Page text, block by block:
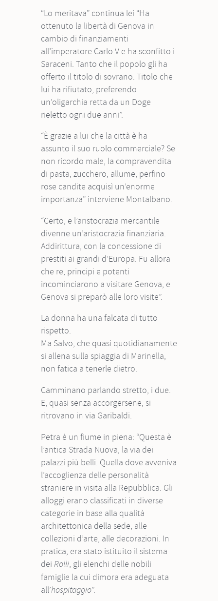
“Lo meritava” continua lei “Ha
ottenuto la libertà di Genova in
cambio di finanziamenti
all’imperatore Carlo V e ha sconfitto i
Saraceni. Tanto che il popolo gli ha
offerto il titolo di sovrano. Titolo che
lui ha rifiutato, preferendo
un’oligarchia retta da un Doge
rieletto ogni due anni”.
“È grazie a lui che la città è ha
assunto il suo ruolo commerciale? Se
non ricordo male, la compravendita
di pasta, zucchero, allume, perfino
rose candite acquisì un’enorme
importanza” interviene Montalbano.
“Certo, e l’aristocrazia mercantile
divenne un’aristocrazia finanziaria.
Addirittura, con la concessione di
prestiti ai grandi d’Europa. Fu allora
che re, principi e potenti
incominciarono a visitare Genova, e
Genova si preparò alle loro visite”.
La donna ha una falcata di tutto
rispetto.
Ma Salvo, che quasi quotidianamente
si allena sulla spiaggia di Marinella,
non fatica a tenerle dietro.
Camminano parlando stretto, i due.
E, quasi senza accorgersene, si
ritrovano in via Garibaldi.
Petra è un fiume in piena: “Questa è
l’antica Strada Nuova, la via dei
palazzi più belli. Quella dove avveniva
l’accoglienza delle personalità
straniere in visita alla Repubblica. Gli
alloggi erano classificati in diverse
categorie in base alla qualità
architettonica della sede, alle
collezioni d’arte, alle decorazioni. In
pratica, era stato istituito il sistema
dei Rolli, gli elenchi delle nobili
famiglie la cui dimora era adeguata
all’hospitaggio”.